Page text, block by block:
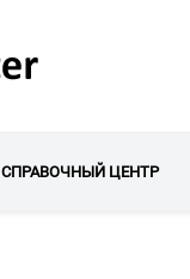
СПРАВОЧНЫЙ ЦЕНТР